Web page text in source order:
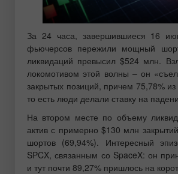
За 24 часа, завершившиеся 16
фьючерсов пережили мощный
ликвидаций превысил $524 млн.
локомотивом этой волны – он
закрытых позиций, причем 75,78%
то есть люди делали ставку на
На втором месте по объему
актив с примерно $130 млн
шортов (69,94%). Интересный
SPCX, связанным со SpaceX: он
и тут почти 89,27% пришлось на